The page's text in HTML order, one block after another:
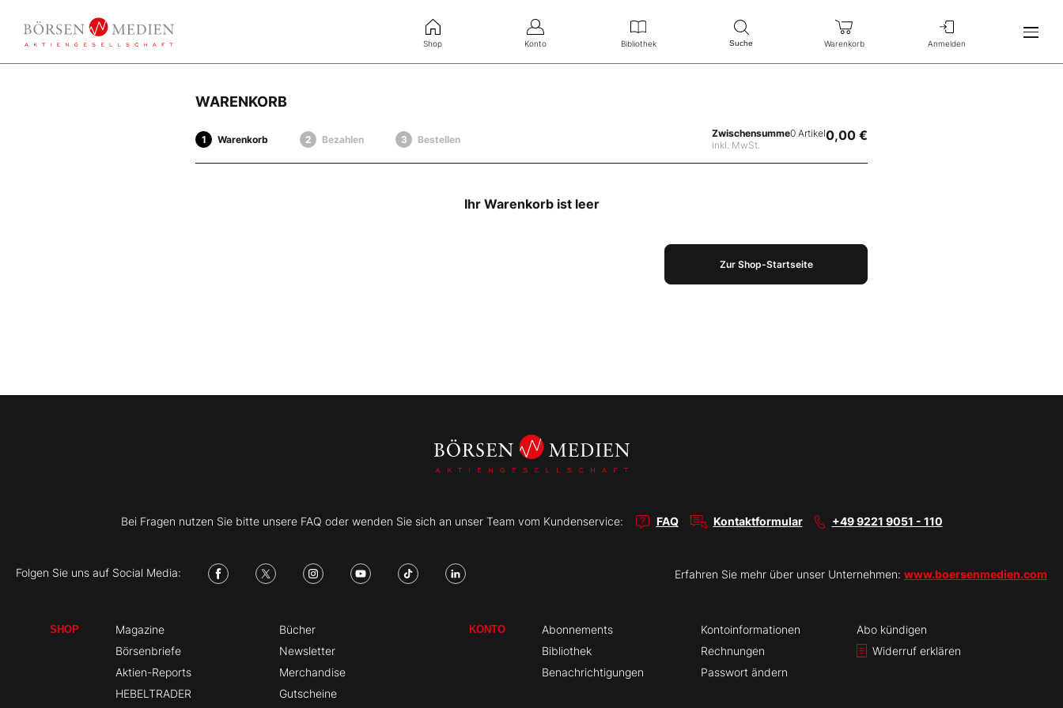
Shop Konto Bibliothek Suche Warenkorb Anmelden
WARENKORB
Warenkorb Bezahlen Bestellen
Zwischensumme
inkl. MwSt.
0 Artikel0,00 €
Ihr Warenkorb ist leer
Zur Shop-Startseite
Bei Fragen nutzen Sie bitte unsere FAQ oder wenden Sie sich an unser Team vom Kundenservice: FAQ Kontaktformular +49 9221 9051 - 110
Folgen Sie uns auf Social Media: Erfahren Sie mehr über unser Unternehmen: www.boersenmedien.com
SHOP
Magazine
Börsenbriefe
Aktien-Reports
HEBELTRADER
Bücher
Newsletter
Merchandise
Gutscheine
KONTO
Abonnements
Bibliothek
Benachrichtigungen
Kontoinformationen
Rechnungen
Passwort ändern
Abo kündigen
Widerruf erklären